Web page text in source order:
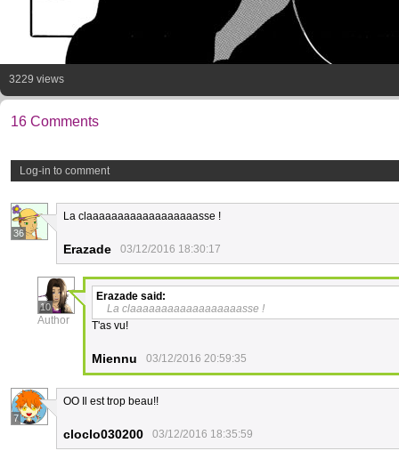
3229 views
16 Comments
Log-in to comment
36
La claaaaaaaaaaaaaaaaaasse !
Erazade 03/12/2016 18:30:17
10
Author
Erazade said:
La claaaaaaaaaaaaaaaaaasse !
T'as vu!
Miennu 03/12/2016 20:59:35
7
OO Il est trop beau!!
cloclo030200 03/12/2016 18:35:59